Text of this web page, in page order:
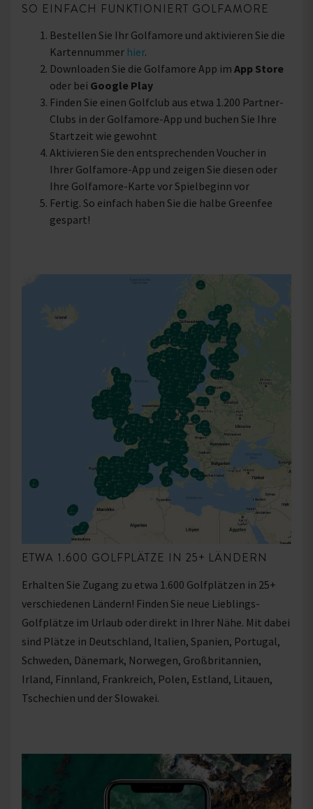
SO EINFACH FUNKTIONIERT GOLFAMORE
Bestellen Sie Ihr Golfamore und aktivieren Sie die
Kartennummer hier.
Downloaden Sie die Golfamore App im App Store
oder bei Google Play
Finden Sie einen Golfclub aus etwa 1.200 Partner-
Clubs in der Golfamore-App und buchen Sie Ihre
Startzeit wie gewohnt
Aktivieren Sie den entsprechenden Voucher in
Ihrer Golfamore-App und zeigen Sie diesen oder
Ihre Golfamore-Karte vor Spielbeginn vor
Fertig. So einfach haben Sie die halbe Greenfee
gespart!
ETWA 1.600 GOLFPLÄTZE IN 25+ LÄNDERN
Erhalten Sie Zugang zu etwa 1.600 Golfplätzen in 25+
verschiedenen Ländern! Finden Sie neue Lieblings-
Golfplätze im Urlaub oder direkt in Ihrer Nähe. Mit dabei
sind Plätze in Deutschland, Italien, Spanien, Portugal,
Schweden, Dänemark, Norwegen, Großbritannien,
Irland, Finnland, Frankreich, Polen, Estland, Litauen,
Tschechien und der Slowakei.